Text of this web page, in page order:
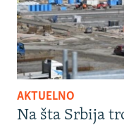
AKTUELNO
Na šta Srbija